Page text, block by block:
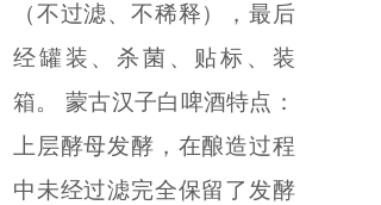
（不过滤、不稀释），最后
经罐装、杀菌、贴标、装
箱。 蒙古汉子白啤酒特点：
上层酵母发酵，在酿造过程
中未经过滤完全保留了发酵